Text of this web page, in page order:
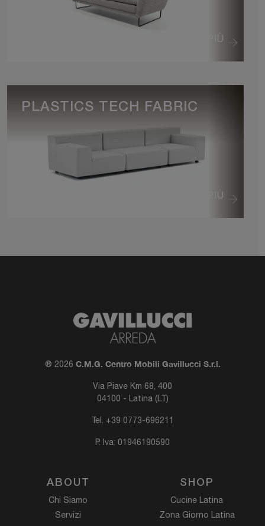
VEDI DI PIÙ
VEDI DI PIÙ
PLASTICS TECH FABRIC
® 2026 C.M.G. Centro Mobili Gavillucci S.r.l.
Via Piave Km 68, 400
04100 - Latina (LT)
Tel. +39 0773-696211
P. Iva: 01946190590
ABOUT
Chi Siamo
Servizi
SHOP
Cucine Latina
Zona Giorno Latina